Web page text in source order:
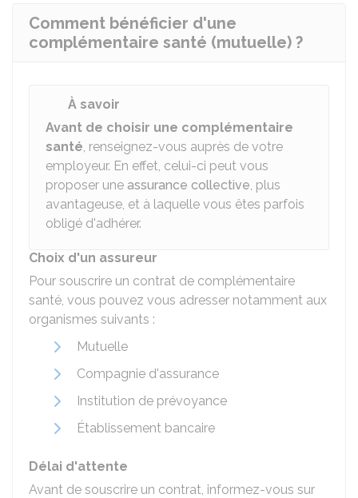
Comment bénéficier d'une
complémentaire santé (mutuelle) ?
À savoir
Avant de choisir une complémentaire
santé, renseignez-vous auprès de votre
employeur. En effet, celui-ci peut vous
proposer une assurance collective, plus
avantageuse, et à laquelle vous êtes parfois
obligé d'adhérer.
Choix d'un assureur
Pour souscrire un contrat de complémentaire
santé, vous pouvez vous adresser notamment aux
organismes suivants :
Mutuelle
Compagnie d'assurance
Institution de prévoyance
Établissement bancaire
Délai d'attente
Avant de souscrire un contrat, informez-vous sur